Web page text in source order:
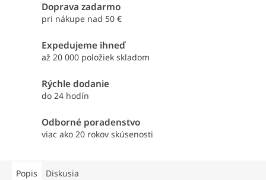
Doprava zadarmo
pri nákupe nad 50 €
Expedujeme ihneď
až 20 000 položiek skladom
Rýchle dodanie
do 24 hodín
Odborné poradenstvo
viac ako 20 rokov skúsenosti
Popis Diskusia